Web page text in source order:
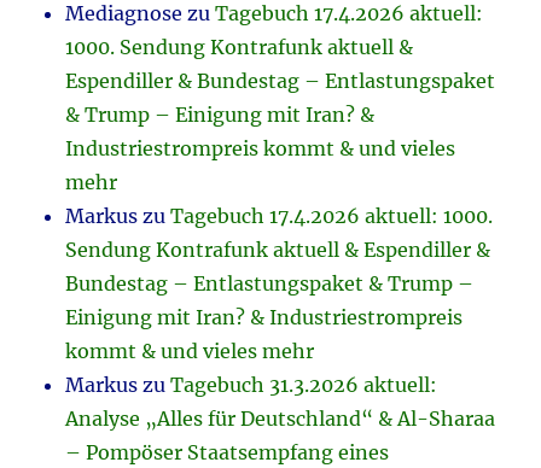
Mediagnose zuTagebuch 17.4.2026 aktuell:
1000. Sendung Kontrafunk aktuell &
Espendiller & Bundestag – Entlastungspaket
& Trump – Einigung mit Iran? &
Industriestrompreis kommt & und vieles
mehr
Markus zuTagebuch 17.4.2026 aktuell: 1000.
Sendung Kontrafunk aktuell & Espendiller &
Bundestag – Entlastungspaket & Trump –
Einigung mit Iran? & Industriestrompreis
kommt & und vieles mehr
Markus zuTagebuch 31.3.2026 aktuell:
Analyse „Alles für Deutschland“ & Al-Sharaa
– Pompöser Staatsempfang eines